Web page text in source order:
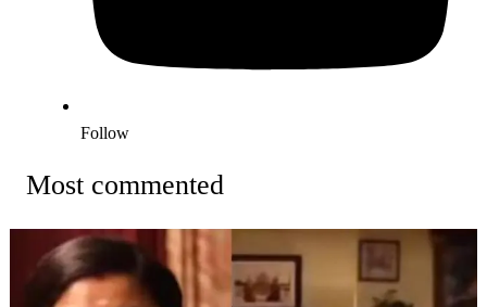
Follow
Most commented